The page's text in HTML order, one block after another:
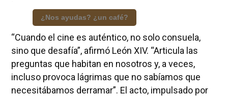
¿Nos ayudas? ¿un café?
“Cuando el cine es auténtico, no solo consuela,
sino que desafía”, afirmó León XIV. “Articula las
preguntas que habitan en nosotros y, a veces,
incluso provoca lágrimas que no sabíamos que
necesitábamos derramar”. El acto, impulsado por